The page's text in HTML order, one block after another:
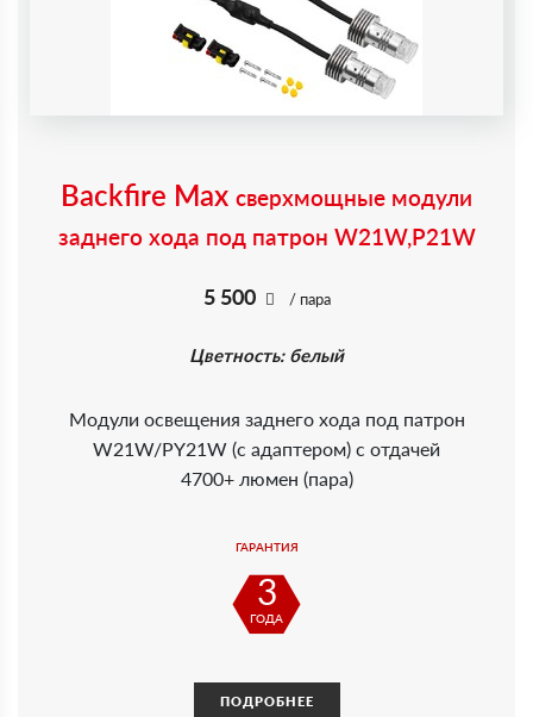
Backfire Max сверхмощные модули
заднего хода под патрон W21W,P21W
5 500 / пара
Цветность: белый
Модули освещения заднего хода под патрон
W21W/PY21W (с адаптером) с отдачей
4700+ люмен (пара)
ГАРАНТИЯ
3
ГОДА
ПОДРОБНЕЕ